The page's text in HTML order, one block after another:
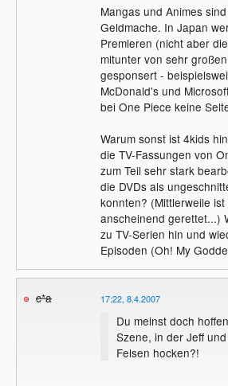
Mangas und Animes
Geldmache. In Japan
Premieren (nicht aber
mitunter von sehr
gesponsert -
McDonald's und
bei One Piece keine
Warum sonst ist 4kids
die TV-Fassungen von
zum Teil sehr stark
die DVDs als
konnten? (Mittlerweile ist
anscheinend gerettet...)
zu TV-Serien hin und
Episoden (Oh! My
c*a 17:22, 8.4.2007
Du meinst doch
Szene, in der Jeff
Felsen hocken?!